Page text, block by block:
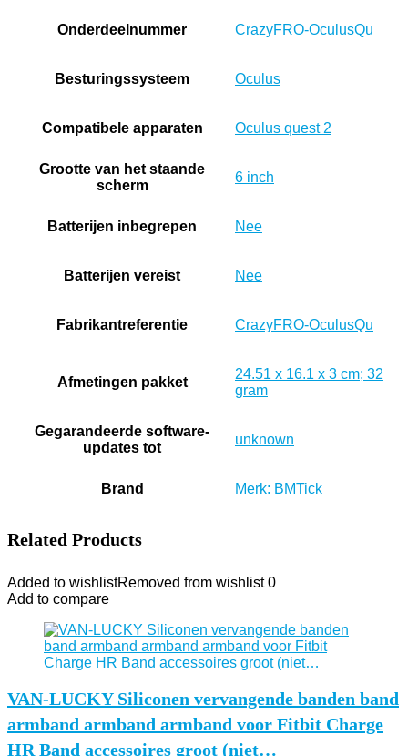
Onderdeelnummer ‎CrazyFRO-OculusQu
Besturingssysteem ‎Oculus
Compatibele apparaten ‎Oculus quest 2
Grootte van het staande
scherm
‎6 inch
Batterijen inbegrepen ‎Nee
Batterijen vereist ‎Nee
Fabrikantreferentie ‎CrazyFRO-OculusQu
Afmetingen pakket
‎24.51 x 16.1 x 3 cm; 32
gram
Gegarandeerde software-
updates tot
‎unknown
Brand Merk: BMTick
Related Products
Added to wishlistRemoved from wishlist 0
Add to compare
VAN-LUCKY Siliconen vervangende banden band
armband armband armband voor Fitbit Charge
HR Band accessoires groot (niet…